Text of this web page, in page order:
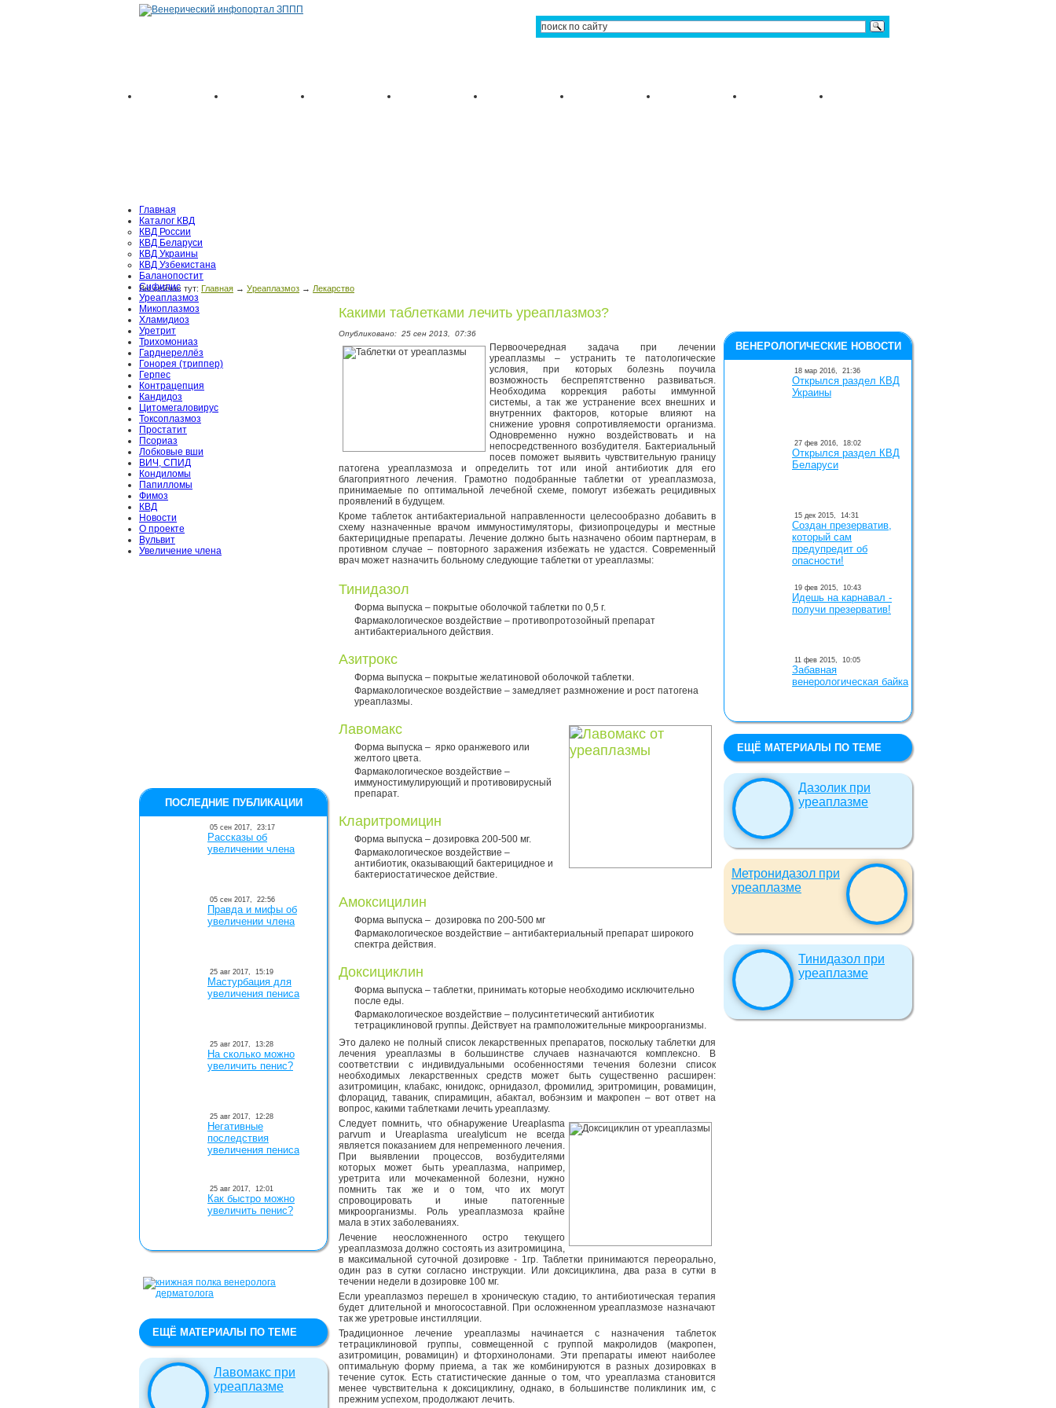
Главная
Каталог КВД
КВД России
КВД Беларуси
КВД Украины
КВД Узбекистана
Баланопостит
Сифилис
Уреаплазмоз
Микоплазмоз
Хламидиоз
Уретрит
Трихомониаз
Гарднереллёз
Гонорея (триппер)
Герпес
Контрацепция
Кандидоз
Цитомегаловирус
Токсоплазмоз
Простатит
Псориаз
Лобковые вши
ВИЧ, СПИД
Кондиломы
Папилломы
Фимоз
КВД
Новости
О проекте
Вульвит
Увеличение члена
Вы сейчас тут: Главная → Уреаплазмоз → Лекарство
Какими таблетками лечить уреаплазмоз?
Опубликовано: 25 сен 2013, 07:36
Первоочередная задача при лечении
уреаплазмы – устранить те патологические
условия, при которых болезнь поучила
возможность беспрепятственно развиваться.
Необходима коррекция работы иммунной
системы, а так же устранение всех внешних и
внутренних факторов, которые влияют на
снижение уровня сопротивляемости организма.
Одновременно нужно воздействовать и на
непосредственного возбудителя. Бактериальный
посев поможет выявить чувствительную границу
патогена уреаплазмоза и определить тот или иной антибиотик для его
благоприятного лечения. Грамотно подобранные таблетки от уреаплазмоза,
принимаемые по оптимальной лечебной схеме, помогут избежать рецидивных
проявлений в будущем.
Кроме таблеток антибактериальной направленности целесообразно добавить в
схему назначенные врачом иммуностимуляторы, физиопроцедуры и местные
бактерицидные препараты. Лечение должно быть назначено обоим партнерам, в
противном случае – повторного заражения избежать не удастся. Современный
врач может назначить больному следующие таблетки от уреаплазмы:
Тинидазол
Форма выпуска – покрытые оболочкой таблетки по 0,5 г.
Фармакологическое воздействие – противопротозойный препарат
антибактериального действия.
Азитрокс
Форма выпуска – покрытые желатиновой оболочкой таблетки.
Фармакологическое воздействие – замедляет размножение и рост патогена
уреаплазмы.
Лавомакс
Форма выпуска – ярко оранжевого или
желтого цвета.
Фармакологическое воздействие –
иммуностимулирующий и противовирусный
препарат.
Кларитромицин
Форма выпуска – дозировка 200-500 мг.
Фармакологическое воздействие –
антибиотик, оказывающий бактерицидное и
бактериостатическое действие.
Амоксицилин
Форма выпуска – дозировка по 200-500 мг
Фармакологическое воздействие – антибактериальный препарат широкого
спектра действия.
Доксициклин
Форма выпуска – таблетки, принимать которые необходимо исключительно
после еды.
Фармакологическое воздействие – полусинтетический антибиотик
тетрациклиновой группы. Действует на грамположительные микроорганизмы.
Это далеко не полный список лекарственных препаратов, поскольку таблетки для
лечения уреаплазмы в большинстве случаев назначаются комплексно. В
соответствии с индивидуальными особенностями течения болезни список
необходимых лекарственных средств может быть существенно расширен:
азитромицин, клабакс, юнидокс, орнидазол, фромилид, эритромицин, ровамицин,
флорацид, таваник, спирамицин, абактал, вобэнзим и макропен – вот ответ на
вопрос, какими таблетками лечить уреаплазму.
Следует помнить, что обнаружение Ureaplasma
parvum и Ureaplasma urealyticum не всегда
является показанием для непременного лечения.
При выявлении процессов, возбудителями
которых может быть уреаплазма, например,
уретрита или мочекаменной болезни, нужно
помнить так же и о том, что их могут
спровоцировать и иные патогенные
микроорганизмы. Роль уреаплазмоза крайне
мала в этих заболеваниях.
Лечение неосложненного остро текущего
уреаплазмоза должно состоять из азитромицина,
в максимальной суточной дозировке - 1гр. Таблетки принимаются переорально,
один раз в сутки согласно инструкции. Или доксициклина, два раза в сутки в
течении недели в дозировке 100 мг.
Если уреаплазмоз перешел в хроническую стадию, то антибиотическая терапия
будет длительной и многосоставной. При осложненном уреаплазмозе назначают
так же уретровые инстилляции.
Традиционное лечение уреаплазмы начинается с назначения таблеток
тетрациклиновой группы, совмещенной с группой макролидов (макропен,
азитромицин, ровамицин) и фторхинолонами. Эти препараты имеют наиболее
оптимальную форму приема, а так же комбинируются в разных дозировках в
течение суток. Есть статистические данные о том, что уреаплазма становится
менее чувствительна к доксициклину, однако, в большинстве поликлиник им, с
прежним успехом, продолжают лечить.
ПОСЛЕДНИЕ ПУБЛИКАЦИИ
05 сен 2017, 23:17
Рассказы об
увеличении члена
05 сен 2017, 22:56
Правда и мифы об
увеличении члена
25 авг 2017, 15:19
Мастурбация для
увеличения пениса
25 авг 2017, 13:28
На сколько можно
увеличить пенис?
25 авг 2017, 12:28
Негативные
последствия
увеличения пениса
25 авг 2017, 12:01
Как быстро можно
увеличить пенис?
ЕЩЁ МАТЕРИАЛЫ ПО ТЕМЕ
Лавомакс при
уреаплазме
ВЕНЕРОЛОГИЧЕСКИЕ НОВОСТИ
18 мар 2016, 21:36
Открылся раздел КВД
Украины
27 фев 2016, 18:02
Открылся раздел КВД
Беларуси
15 дек 2015, 14:31
Создан презерватив,
который сам
предупредит об
опасности!
19 фев 2015, 10:43
Идешь на карнавал -
получи презерватив!
11 фев 2015, 10:05
Забавная
венерологическая байка
ЕЩЁ МАТЕРИАЛЫ ПО ТЕМЕ
Дазолик при
уреаплазме
Метронидазол при
уреаплазме
Тинидазол при
уреаплазме